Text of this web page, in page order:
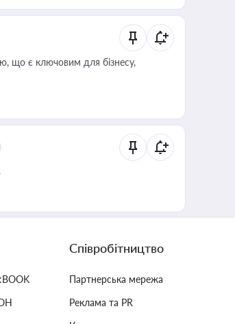
що є ключовим для бізнесу,
Співробітництво
Партнерська мережа
Реклама та PR